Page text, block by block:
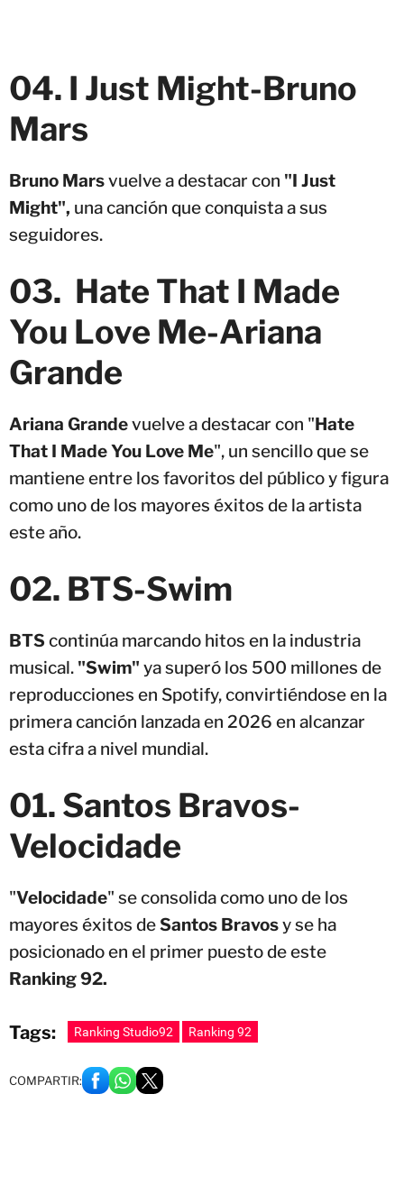
04. I Just Might-Bruno
Mars
Bruno Marsvuelve a destacar con "I Just
Might", una canción que conquista a sus
seguidores.
03. Hate That I Made
You Love Me-Ariana
Grande
Ariana Grandevuelve a destacar con "Hate
That I Made You Love Me", un sencillo que se
mantiene entre los favoritos del público y figura
como uno de los mayores éxitos de la artista
este año.
02. BTS-Swim
BTS continúa marcando hitos en la industria
musical. "Swim" ya superó los 500 millones de
reproducciones en Spotify, convirtiéndose en la
primera canción lanzada en 2026 en alcanzar
esta cifra a nivel mundial.
01. Santos Bravos-
Velocidade
"Velocidade" se consolida como uno de los
mayores éxitos deSantos Bravosy se ha
posicionado en el primer puesto de este
Ranking 92.
Tags: Ranking Studio92 Ranking 92
COMPARTIR: